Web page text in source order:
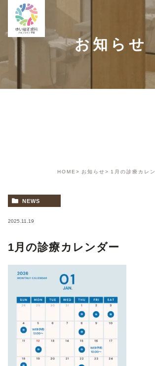
お知らせ
HOME お知らせ 1月の診療カレンダー
NEWS
2025.11.19
1月の診療カレンダー